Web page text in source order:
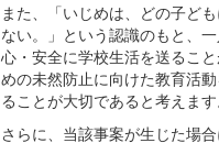
また、「いじめは、どの子ど
ない。」という認識のもと、
心・安全に学校生活を送るこ
めの未然防止に向けた教育活
ることが大切であると考えます
さらに、当該事案が生じた場